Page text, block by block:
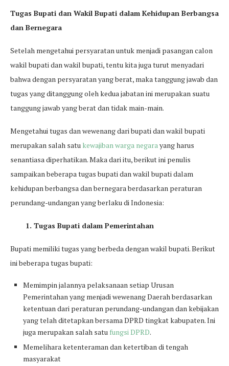
Tugas Bupati dan Wakil Bupati dalam Kehidupan Berbangsa
dan Bernegara
Setelah mengetahui persyaratan untuk menjadi pasangan calon
wakil bupati dan wakil bupati, tentu kita juga turut menyadari
bahwa dengan persyaratan yang berat, maka tanggung jawab dan
tugas yang ditanggung oleh kedua jabatan ini merupakan suatu
tanggung jawab yang berat dan tidak main-main.
Mengetahui tugas dan wewenang dari bupati dan wakil bupati
merupakan salah satu kewajiban warga negarayang harus
senantiasa diperhatikan. Maka dari itu, berikut ini penulis
sampaikan beberapa tugas bupati dan wakil bupati dalam
kehidupan berbangsa dan bernegara berdasarkan peraturan
perundang-undangan yang berlaku di Indonesia:
1. Tugas Bupati dalam Pemerintahan
Bupati memiliki tugas yang berbeda dengan wakil bupati. Berikut
ini beberapa tugas bupati:
Memimpin jalannya pelaksanaan setiap Urusan
Pemerintahan yang menjadi wewenang Daerah berdasarkan
ketentuan dari peraturan perundang-undangan dan kebijakan
yang telah ditetapkan bersama DPRD tingkat kabupaten. Ini
juga merupakan salah satu fungsi DPRD.
Memelihara ketenteraman dan ketertiban di tengah
masyarakat